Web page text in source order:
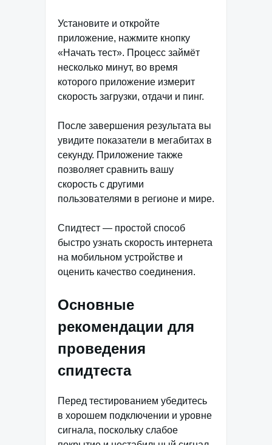
Установите и откройте
приложение, нажмите кнопку
«Начать тест». Процесс займёт
несколько минут, во время
которого приложение измерит
скорость загрузки, отдачи и пинг.
После завершения результата вы
увидите показатели в мегабитах в
секунду. Приложение также
позволяет сравнить вашу
скорость с другими
пользователями в регионе и мире.
Спидтест — простой способ
быстро узнать скорость интернета
на мобильном устройстве и
оценить качество соединения.
Основные
рекомендации для
проведения
спидтеста
Перед тестированием убедитесь
в хорошем подключении и уровне
сигнала, поскольку слабое